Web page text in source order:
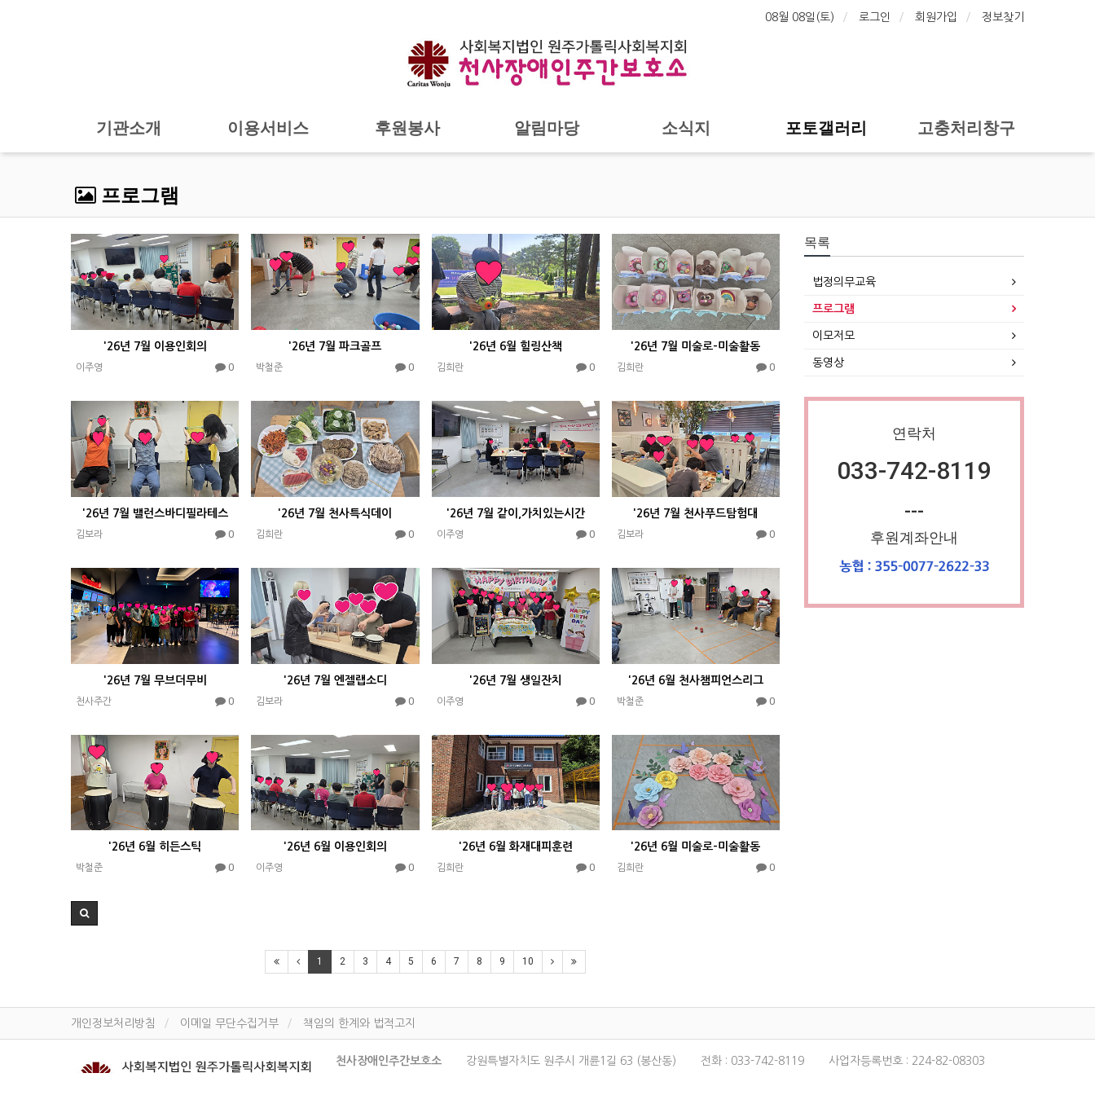
08월 08일(토) 로그인 회원가입 정보찾기
기관소개 이용서비스 후원봉사 알림마당 소식지 포토갤러리 고충처리창구
프로그램
'26년 7월 이용인회의
이주영 0
'26년 7월 파크골프
박철준 0
'26년 6월 힐링산책
김희란 0
'26년 7월 미술로-미술활동
김희란 0
'26년 7월 밸런스바디필라테스
김보라 0
'26년 7월 천사특식데이
김희란 0
'26년 7월 같이,가치있는시간
이주영 0
'26년 7월 천사푸드탐험대
김보라 0
'26년 7월 무브더무비
천사주간 0
'26년 7월 엔젤랩소디
김보라 0
'26년 7월 생일잔치
이주영 0
'26년 6월 천사챔피언스리그
박철준 0
'26년 6월 히든스틱
박철준 0
'26년 6월 이용인회의
이주영 0
'26년 6월 화재대피훈련
김희란 0
'26년 6월 미술로-미술활동
김희란 0
1 2 3 4 5 6 7 8 9 10
목록
법정의무교육
프로그램
이모저모
동영상
연락처
033-742-8119
---
후원계좌안내
개인정보처리방침 이메일 무단수집거부 책임의 한계와 법적고지
천사장애인주간보호소 강원특별자치도 원주시 개륜1길 63 (봉산동) 전화 : 033-742-8119 사업자등록번호 : 224-82-08303